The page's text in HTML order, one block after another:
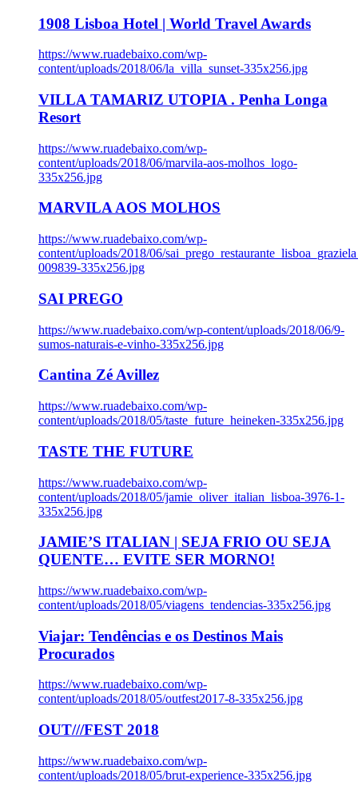
1908 Lisboa Hotel | World Travel Awards
https://www.ruadebaixo.com/wp-
content/uploads/2018/06/la_villa_sunset-335x256.jpg
VILLA TAMARIZ UTOPIA . Penha Longa
Resort
https://www.ruadebaixo.com/wp-
content/uploads/2018/06/marvila-aos-molhos_logo-
335x256.jpg
MARVILA AOS MOLHOS
https://www.ruadebaixo.com/wp-
content/uploads/2018/06/
009839-335x256.jpg
SAI PREGO
https://www.ruadebaixo.com/wp-content/uploads/2018/06/9-
sumos-naturais-e-vinho-335x256.jpg
Cantina Zé Avillez
https://www.ruadebaixo.com/wp-
content/uploads/2018/05/taste_future_heineken-335x256.jpg
TASTE THE FUTURE
https://www.ruadebaixo.com/wp-
content/uploads/2018/05/jamie_oliver_italian_lisboa-3976-1-
335x256.jpg
JAMIE’S ITALIAN | SEJA FRIO OU SEJA
QUENTE… EVITE SER MORNO!
https://www.ruadebaixo.com/wp-
content/uploads/2018/05/viagens_tendencias-335x256.jpg
Viajar: Tendências e os Destinos Mais
Procurados
https://www.ruadebaixo.com/wp-
content/uploads/2018/05/outfest2017-8-335x256.jpg
OUT///FEST 2018
https://www.ruadebaixo.com/wp-
content/uploads/2018/05/brut-experience-335x256.jpg